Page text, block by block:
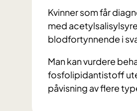
Kvinner som får
med
blodfortynnende i
Man kan vurdere
fosfolipidantistoff
påvisning av flere